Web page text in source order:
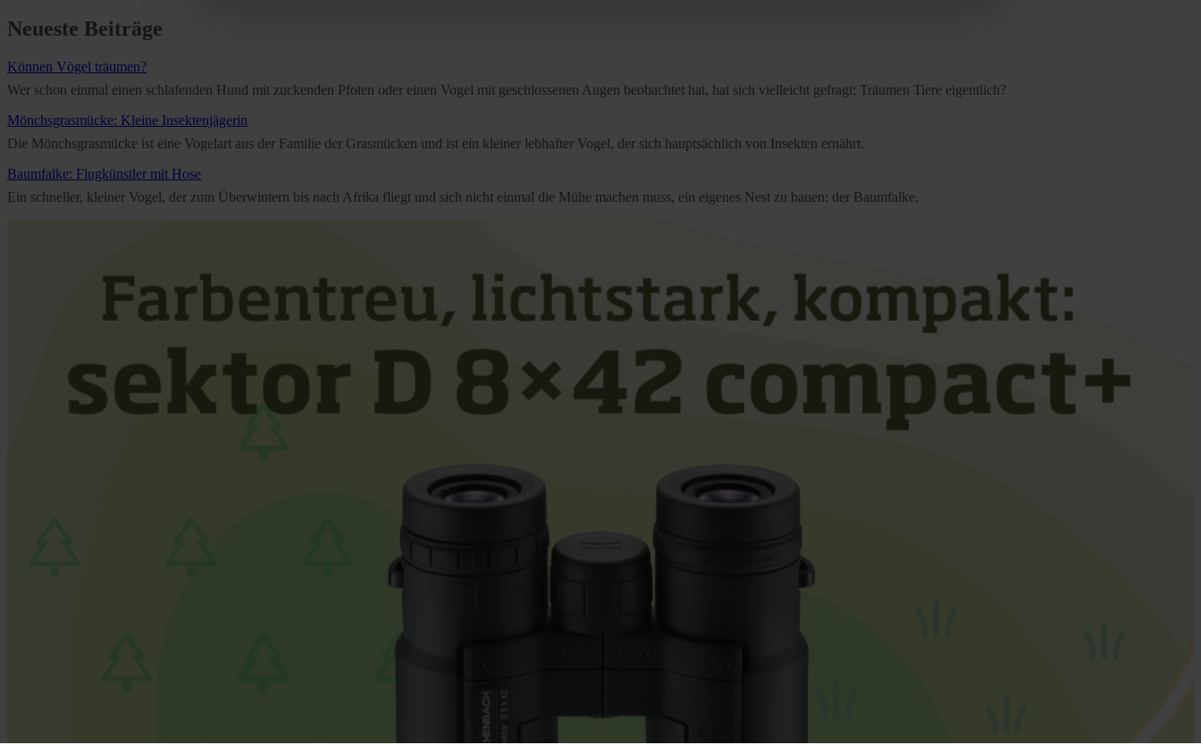
Neueste Beiträge
Können Vögel träumen?
Wer schon einmal einen schlafenden Hund mit zuckenden Pfoten oder einen Vogel mit geschlossenen Augen beobachtet hat, hat sich vielleicht gefragt: Träumen Tiere eigentlich?
Mönchsgrasmücke: Kleine Insektenjägerin
Die Mönchsgrasmücke ist eine Vogelart aus der Familie der Grasmücken und ist ein kleiner lebhafter Vogel, der sich hauptsächlich von Insekten ernährt.
Baumfalke: Flugkünstler mit Hose
Ein schneller, kleiner Vogel, der zum Überwintern bis nach Afrika fliegt und sich nicht einmal die Mühe machen muss, ein eigenes Nest zu bauen: der Baumfalke.